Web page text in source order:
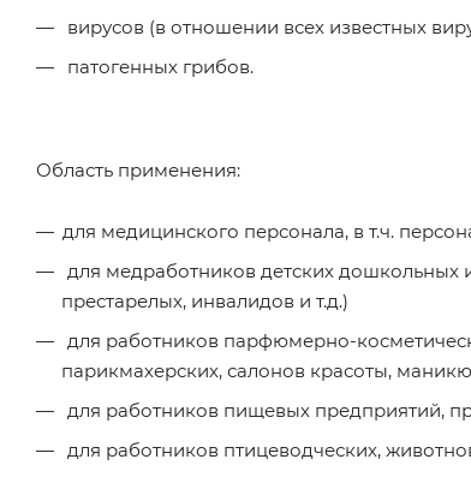
вирусов (в отношении всех известных
патогенных грибов.
Область применения:
для медицинского персонала, в т.ч.
для медработников детских
престарелых, инвалидов и т.д.)
для работников парфюмерно-
парикмахерских, салонов красоты,
для работников пищевых предприятий,
для работников птицеводческих,